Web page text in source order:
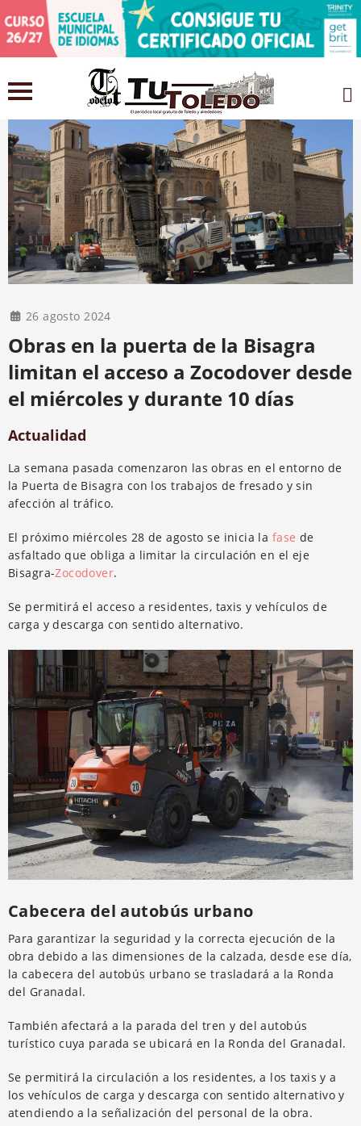
26 agosto 2024
Obras en la puerta de la Bisagra
limitan el acceso a Zocodover desde
el miércoles y durante 10 días
Actualidad
La semana pasada comenzaron las obras en el entorno de
la Puerta de Bisagra con los trabajos de fresado y sin
afección al tráfico.
El próximo miércoles 28 de agosto se inicia la fase de
asfaltado que obliga a limitar la circulación en el eje
Bisagra-Zocodover.
Se permitirá el acceso a residentes, taxis y vehículos de
carga y descarga con sentido alternativo.
Cabecera del autobús urbano
Para garantizar la seguridad y la correcta ejecución de la
obra debido a las dimensiones de la calzada, desde ese día,
la cabecera del autobús urbano se trasladará a la Ronda
del Granadal.
También afectará a la parada del tren y del autobús
turístico cuya parada se ubicará en la Ronda del Granadal.
Se permitirá la circulación a los residentes, a los taxis y a
los vehículos de carga y descarga con sentido alternativo y
atendiendo a la señalización del personal de la obra.